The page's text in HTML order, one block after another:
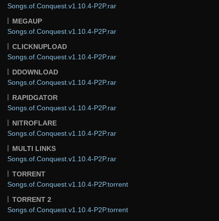
Songs.of.Conquest.v1.10.4-P2P.rar
MEGAUP
Songs.of.Conquest.v1.10.4-P2P.rar
CLICKNUPLOAD
Songs.of.Conquest.v1.10.4-P2P.rar
DDOWNLOAD
Songs.of.Conquest.v1.10.4-P2P.rar
RAPIDGATOR
Songs.of.Conquest.v1.10.4-P2P.rar
NITROFLARE
Songs.of.Conquest.v1.10.4-P2P.rar
MULTI LINKS
Songs.of.Conquest.v1.10.4-P2P.rar
TORRENT
Songs.of.Conquest.v1.10.4-P2P.torrent
TORRENT 2
Songs.of.Conquest.v1.10.4-P2P.torrent